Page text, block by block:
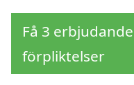
Få 3
förpliktelser